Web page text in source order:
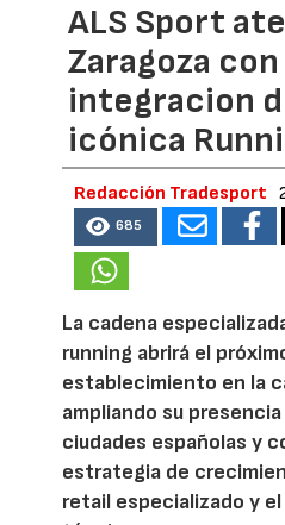
ALS Sport
Zaragoza con
integracion
icónica
Redacción Tradesport
685
La cadena
running abrirá el
establecimiento en la
ampliando su
ciudades españolas y
estrategia de
retail especializado y